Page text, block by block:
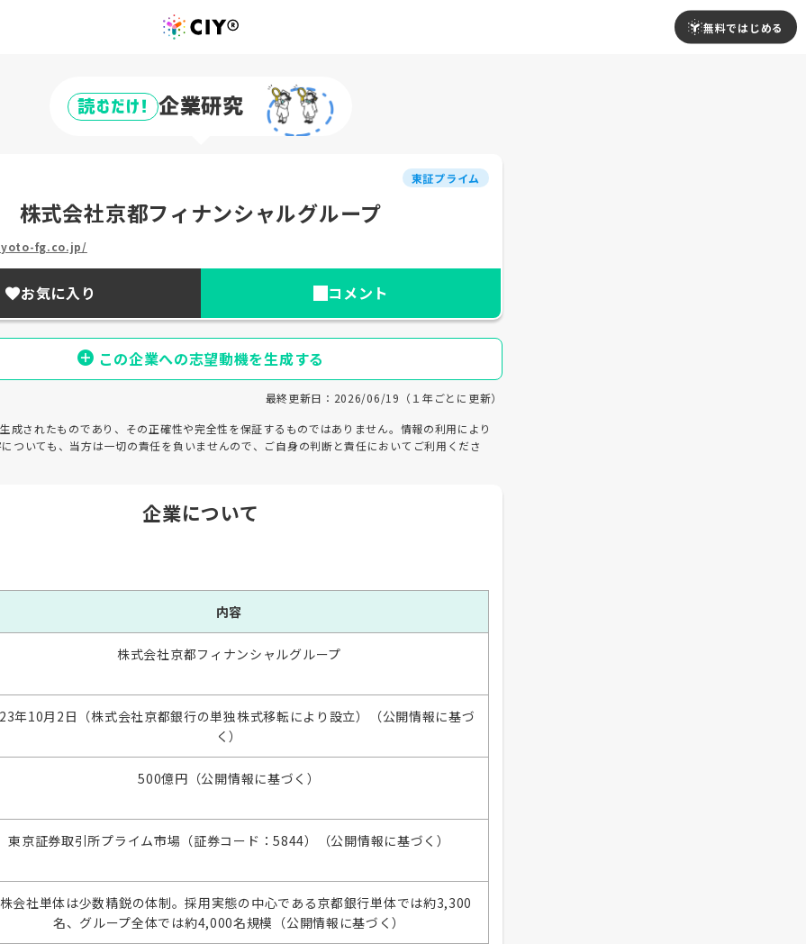
無料ではじめる
読むだけ! 企業研究
東証プライム
株式会社京都フィナンシャルグループ
fg.co.jp/
お気に入り コメント
この企業への志望動機を生成する
最終更新日：2026/06/19（１年ごとに更新）
成されたものであり、その正確性や完全性を保証するものではありません。情報の利用により
ついても、当方は一切の責任を負いませんので、ご自身の判断と責任においてご利用くださ
企業について
内容
株式会社京都フィナンシャルグループ
年10月2日（株式会社京都銀行の単独株式移転により設立）（公開情報に基づ
く）
500億円（公開情報に基づく）
東京証券取引所プライム市場（証券コード：5844）（公開情報に基づく）
会社単体は少数精鋭の体制。採用実態の中心である京都銀行単体では約3,300
名、グループ全体では約4,000名規模（公開情報に基づく）